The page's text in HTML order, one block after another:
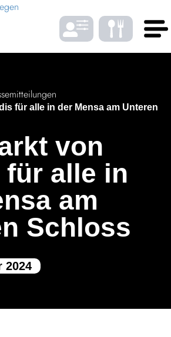
für alle in der Mensa am Unteren
von
alle in
am
Schloss
2024